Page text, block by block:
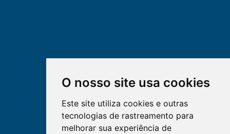
O nosso site usa cookies
Este site utiliza cookies e outras
tecnologias de rastreamento para
melhorar sua experiência de